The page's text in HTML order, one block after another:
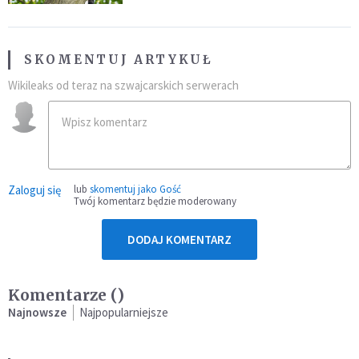
SKOMENTUJ ARTYKUŁ
Wikileaks od teraz na szwajcarskich serwerach
Zaloguj się lub skomentuj jako Gość
Twój komentarz będzie moderowany
DODAJ KOMENTARZ
Komentarze ()
Najnowsze Najpopularniejsze